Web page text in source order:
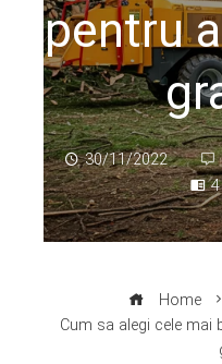
pentru
30/11/2022
Home
Cum sa alegi cele mai